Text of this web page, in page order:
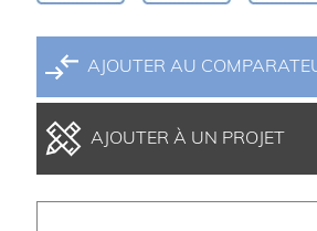
AJOUTER AU
AJOUTER À UN PROJET